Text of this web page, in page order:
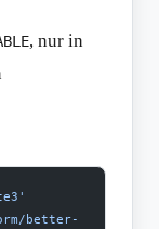
, nur in
better-